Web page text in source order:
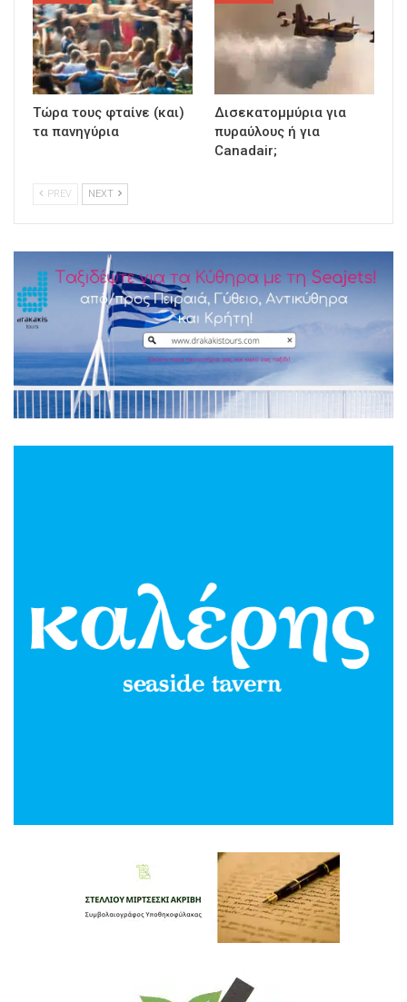
Τώρα τους φταίνε (και)
τα πανηγύρια
Δισεκατομμύρια για
πυραύλους ή για
Canadair;
PREV NEXT